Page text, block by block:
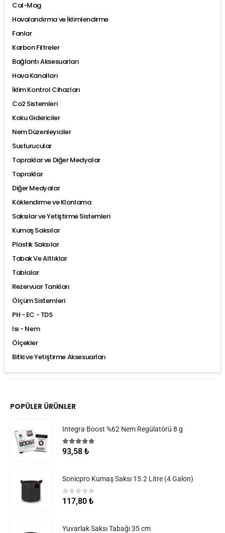
Cal-Mag
Havalandırma ve İklimlendirme
Fanlar
Karbon Filtreler
Bağlantı Aksesuarları
Hava Kanalları
İklim Kontrol Cihazları
Co2 Sistemleri
Koku Gidericiler
Nem Düzenleyiciler
Susturucular
Topraklar ve Diğer Medyalar
Topraklar
Diğer Medyalar
Köklendirme ve Klonlama
Saksılar ve Yetiştirme Sistemleri
Kumaş Saksılar
Plastik Saksılar
Tabak Ve Altlıklar
Tablalar
Rezervuar Tankları
Ölçüm Sistemleri
PH - EC - TDS
Isı - Nem
Ölçekler
Bitki ve Yetiştirme Aksesuarları
POPÜLER ÜRÜNLER
Integra Boost %62 Nem Regülatörü 8 g
5.005 üzerinden
93,58 ₺
Sonicpro Kumaş Saksı 15.2 Litre (4 Galon)
0 5 üzerinden
117,80 ₺
Yuvarlak Saksı Tabağı 35 cm